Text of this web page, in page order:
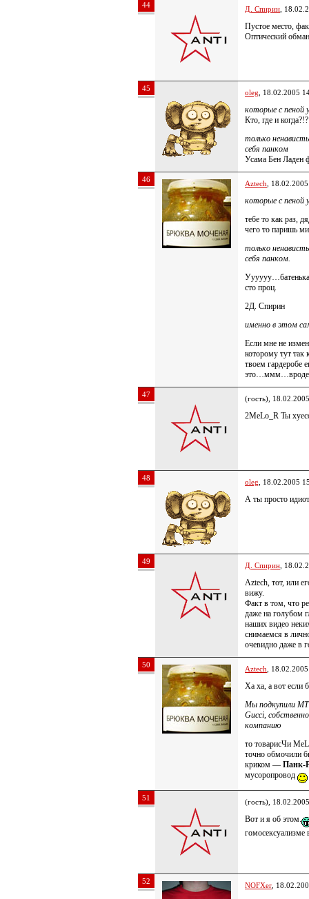
44 Д. Спирин ,
Пустое место,
Оптический
45 oleg , 18.02.2005
которые с пеной
Кто, где и когда?!?
только
себя панком
Усама Бен Ладен
46 Aztech ,
которые с пеной
тебе то как раз,
чего то паришь
только
себя панком.
сто проц.
2Д. Спирин
именно в этом
Если мне не
которому тут так
твоем гардеробе
это…ммм…вроде
47 (гость),
2MeLo_R Ты
48 oleg , 18.02.2005
А ты просто
49 Д. Спирин ,
Aztech, тот, или
вижу.
Факт в том, что
даже на голубом
наших видео
снимаемся в
очевидно даже в
50 Aztech ,
Ха ха, а вот если
Мы подкупили
Gucci,
компанию
то товарисЧи
точно обмочили
криком — Панк-
мусоропровод
51 (гость),
Вот и я об этом.
гомосексуализме
52 NOFXer ,